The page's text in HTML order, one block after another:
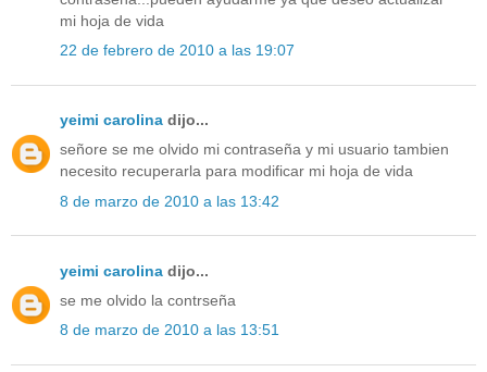
mi hoja de vida
22 de febrero de 2010 a las 19:07
yeimi carolina dijo...
señore se me olvido mi contraseña y mi usuario tambien
necesito recuperarla para modificar mi hoja de vida
8 de marzo de 2010 a las 13:42
yeimi carolina dijo...
se me olvido la contrseña
8 de marzo de 2010 a las 13:51